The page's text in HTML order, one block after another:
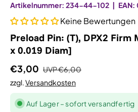
Artikelnummer: 234-44-102 | EAN:
Keine Bewertungen
Preload Pin: (T), DPX2 Firm
x 0.019 Diam]
€3,00 UVP€6,00
zzgl.Versandkosten
Auf Lager – sofort versandfertig